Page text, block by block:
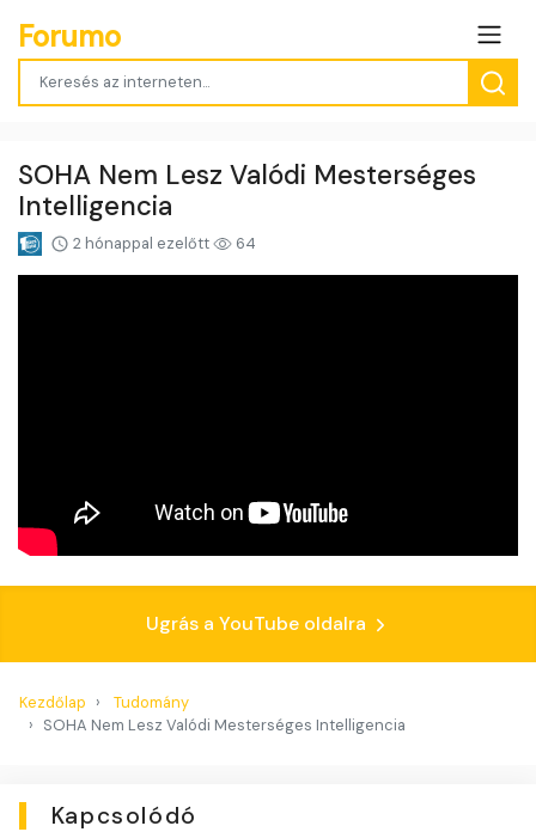
Forumo
SOHA Nem Lesz Valódi Mesterséges
Intelligencia
2 hónappal ezelőtt 64
Ugrás a YouTube oldalra
Kezdőlap
Tudomány
SOHA Nem Lesz Valódi Mesterséges Intelligencia
Kapcsolódó